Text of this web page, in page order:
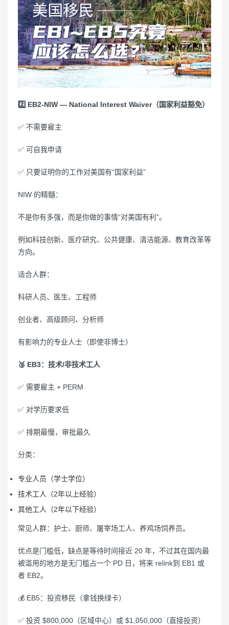
2️⃣ EB2-NIW — National Interest Waiver（国家利益豁免）
✅ 不需要雇主
✅ 可自我申请
✅ 只要证明你的工作对美国有“国家利益”
NIW 的精髓：
不是你有多强，而是你做的事情“对美国有利”。
例如科技创新、医疗研究、公共健康、清洁能源、教育改革等
方向。
适合人群：
科研人员、医生、工程师
创业者、高级顾问、分析师
有影响力的专业人士（即使非博士）
🥉 EB3：技术/非技术工人
✅ 需要雇主 + PERM
✅ 对学历要求低
✅ 排期最慢，审批最久
分类：
专业人员（学士学位）
技术工人（2年以上经验）
其他工人（2年以下经验）
常见人群：护士、厨师、屠宰场工人、养鸡场饲养员。
优点是门槛低，缺点是等待时间接近 20 年，不过其在国内最
被滥用的地方是无门槛占一个 PD 日，将来 relink到 EB1 或
者 EB2。
💰 EB5：投资移民（拿钱换绿卡）
✅ 投资 $800,000（区域中心）或 $1,050,000（直接投资）